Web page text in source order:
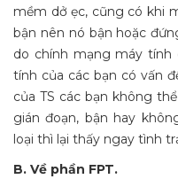
mềm dở ẹc, cũng có khi
bận nên nó bận hoặc
do chính mạng máy tính
tính của các bạn có vấn
của TS các bạn không
gián đoạn, bận hay
loại thì lại thấy ngay tình
B. Về phần FPT.